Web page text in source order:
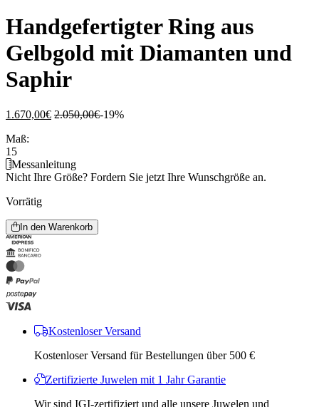
Handgefertigter Ring aus
Gelbgold mit Diamanten und
Saphir
1.670,00€ 2.050,00€-19%
Maß:
15
Messanleitung
Nicht Ihre Größe? Fordern Sie jetzt Ihre Wunschgröße an.
Vorrätig
In den Warenkorb
Kostenloser Versand
Kostenloser Versand für Bestellungen über 500 €
Zertifizierte Juwelen mit 1 Jahr Garantie
Wir sind IGI-zertifiziert und alle unsere Juwelen und